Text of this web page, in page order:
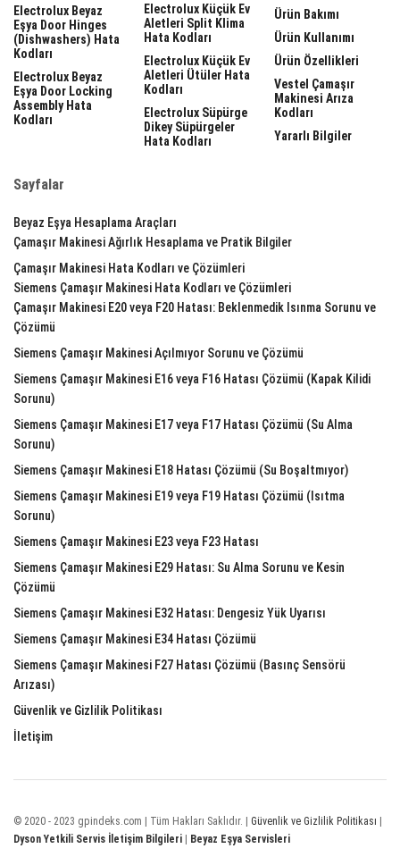
Electrolux Beyaz
Eşya Door Hinges
(dishwashers) Hata
Kodları
Electrolux Beyaz
Eşya Door Locking
Assembly Hata
Kodları
Electrolux Küçük Ev
Aletleri Split Klima
Hata Kodları
Electrolux Küçük Ev
Aletleri Ütüler Hata
Kodları
Electrolux Süpürge
Dikey Süpürgeler
Hata Kodları
Ürün Bakımı
Ürün Kullanımı
Ürün Özellikleri
Vestel Çamaşır
Makinesi Arıza
Kodları
Yararlı Bilgiler
Sayfalar
Beyaz Eşya Hesaplama Araçları
Çamaşır Makinesi Ağırlık Hesaplama ve Pratik Bilgiler
Çamaşır Makinesi Hata Kodları ve Çözümleri
Siemens Çamaşır Makinesi Hata Kodları ve Çözümleri
Çamaşır Makinesi E20 veya F20 Hatası: Beklenmedik Isınma Sorunu ve
Çözümü
Siemens Çamaşır Makinesi Açılmıyor Sorunu ve Çözümü
Siemens Çamaşır Makinesi E16 veya F16 Hatası Çözümü (Kapak Kilidi
Sorunu)
Siemens Çamaşır Makinesi E17 veya F17 Hatası Çözümü (Su Alma
Sorunu)
Siemens Çamaşır Makinesi E18 Hatası Çözümü (Su Boşaltmıyor)
Siemens Çamaşır Makinesi E19 veya F19 Hatası Çözümü (Isıtma
Sorunu)
Siemens Çamaşır Makinesi E23 veya F23 Hatası
Siemens Çamaşır Makinesi E29 Hatası: Su Alma Sorunu ve Kesin
Çözümü
Siemens Çamaşır Makinesi E32 Hatası: Dengesiz Yük Uyarısı
Siemens Çamaşır Makinesi E34 Hatası Çözümü
Siemens Çamaşır Makinesi F27 Hatası Çözümü (Basınç Sensörü
Arızası)
Güvenlik ve Gizlilik Politikası
İletişim
© 2020 - 2023 gpindeks.com | Tüm Hakları Saklıdır. | Güvenlik ve Gizlilik Politikası
Dyson Yetkili Servis İletişim Bilgileri
Beyaz Eşya Servisleri